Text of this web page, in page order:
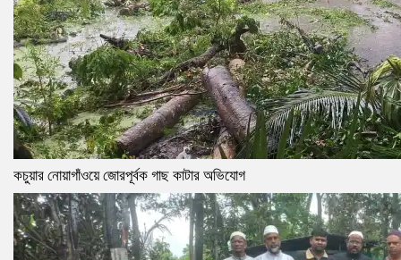
কচুয়ার নোয়াগাঁওয়ে জোরপূর্বক গাছ কাটার অভিযোগ